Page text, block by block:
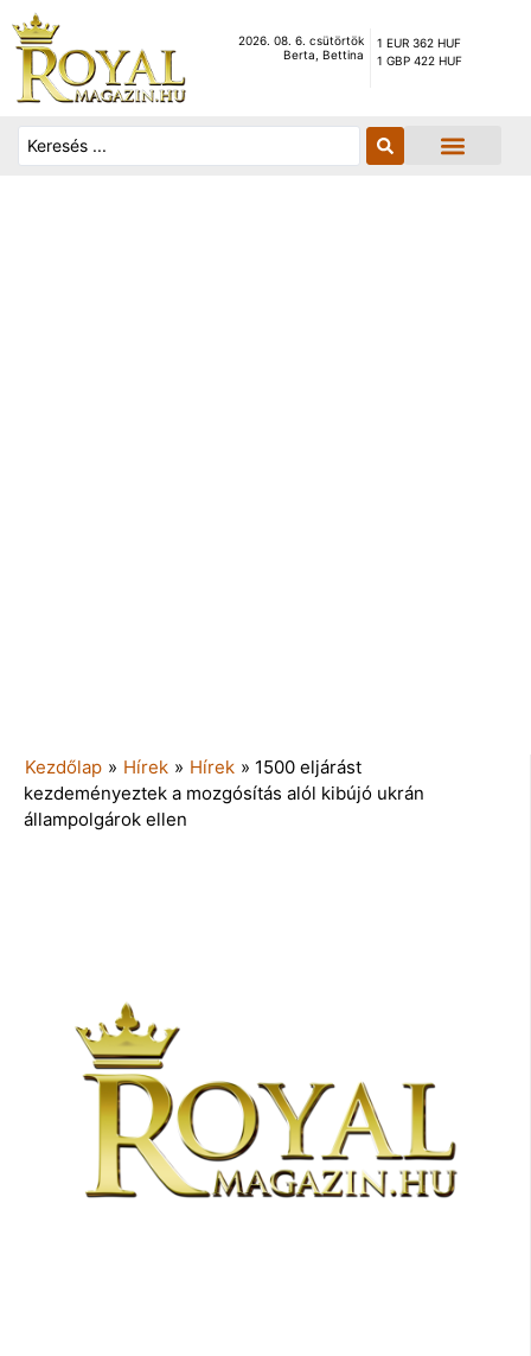
2026. 08. 6. csütörtök
Berta, Bettina
1 EUR 362 HUF
1 GBP 422 HUF
Kezdőlap » Hírek » Hírek » 1500 eljárást
kezdeményeztek a mozgósítás alól kibújó ukrán
állampolgárok ellen